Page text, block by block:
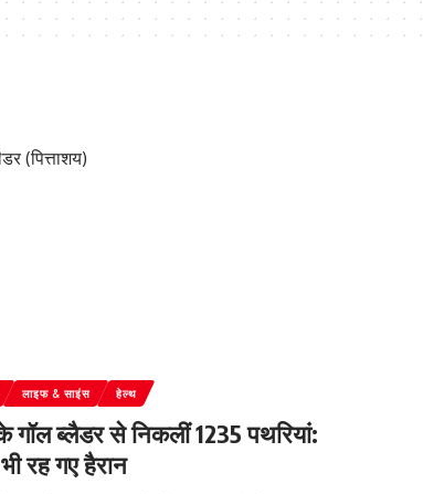
लाइफ & साइंस हेल्थ
गॉल ब्लैडर से निकलीं 1235 पथरियां:
रह गए हैरान